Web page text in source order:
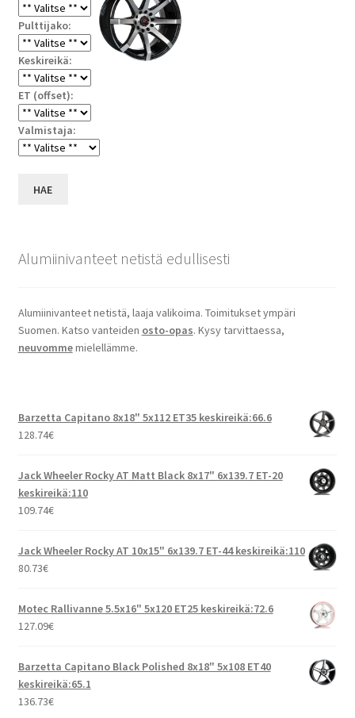
Pulttijako:
Keskireikä:
ET (offset):
Valmistaja:
HAE
Alumiinivanteet netistä edullisesti
Alumiinivanteet netistä, laaja valikoima. Toimitukset ympäri
Suomen. Katso vanteiden osto-opas. Kysy tarvittaessa,
neuvommemielellämme.
Barzetta Capitano 8x18" 5x112 ET35 keskireikä:66.6
128.74€
Jack Wheeler Rocky AT Matt Black 8x17" 6x139.7 ET-20
keskireikä:110
109.74€
Jack Wheeler Rocky AT 10x15" 6x139.7 ET-44 keskireikä:110
80.73€
Motec Rallivanne 5.5x16" 5x120 ET25 keskireikä:72.6
127.09€
Barzetta Capitano Black Polished 8x18" 5x108 ET40
keskireikä:65.1
136.73€